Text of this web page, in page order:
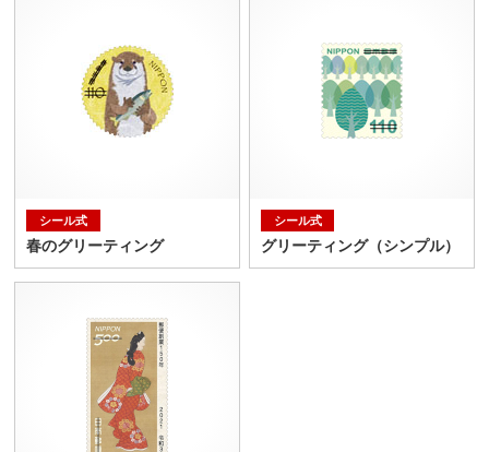
シール式
春のグリーティング
シール式
グリーティング（シンプル）